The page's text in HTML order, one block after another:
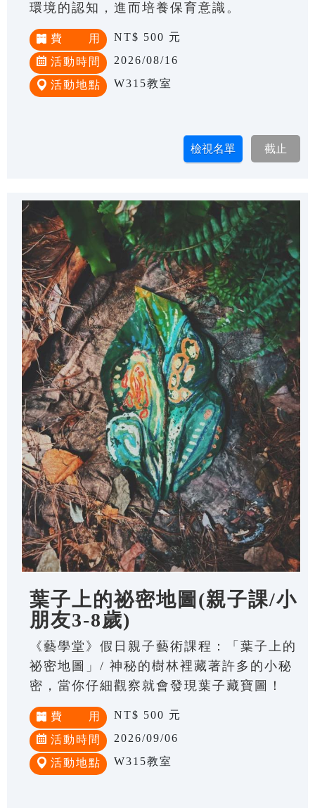
環境的認知，進而培養保育意識。
費 用 NT$ 500 元
活動時間 2026/08/16
活動地點 W315教室
葉子上的祕密地圖(親子課/小
朋友3-8歲)
《藝學堂》假日親子藝術課程：「葉子上的
祕密地圖」/ 神秘的樹林裡藏著許多的小秘
密，當你仔細觀察就會發現葉子藏寶圖！
費 用 NT$ 500 元
活動時間 2026/09/06
活動地點 W315教室